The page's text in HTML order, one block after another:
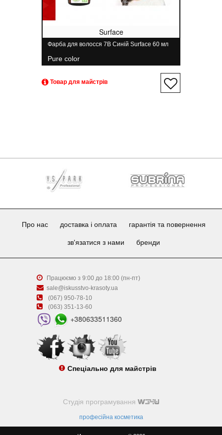
Surface
Фарба для волосся 7B Синій Surface 60 мл
Pure color
Товар для майстрів
Про нас доставка і оплата гарантія та повернення
зв'язатися з нами бренди
Працюємо з 9:00 до 18:00 (пн-пт)
sale@iskusstvo-krasoty.ua
(067) 950-78-10
(063) 351-13-60
+380633511360
Спеціально для майстрів
Студія програмування
професійна косметика